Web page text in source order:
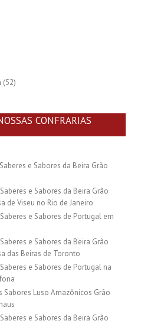
(52)
CONFRARIAS
e Sabores da Beira Grão
e Sabores da Beira Grão
de Viseu no Rio de Janeiro
e Sabores de Portugal em
e Sabores da Beira Grão
das Beiras de Toronto
e Sabores de Portugal na
Sabores Luso Amazônicos Grão
e Sabores da Beira Grão